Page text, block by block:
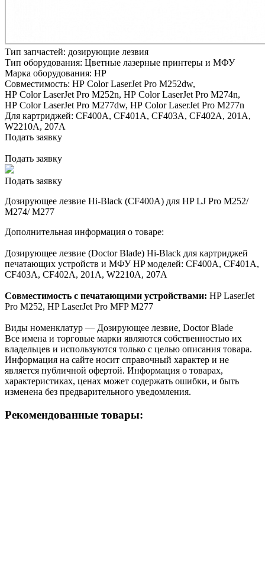
Тип запчастей: дозирующие лезвия
Тип оборудования: Цветные лазерные принтеры и МФУ
Марка оборудования: HP
Совместимость: HP Color LaserJet Pro M252dw,
HP Color LaserJet Pro M252n, HP Color LaserJet Pro M274n,
HP Color LaserJet Pro M277dw, HP Color LaserJet Pro M277n
Для картриджей: CF400A, CF401A, CF403A, CF402A, 201A,
W2210A, 207A
Подать заявку
Подать заявку
Подать заявку
Дозирующее лезвие Hi-Black (CF400A) для HP LJ Pro M252/
M274/ M277
Дополнительная информация о товаре:
Дозирующее лезвие (Doctor Blade) Hi-Black для картриджей
печатающих устройств и МФУ HP моделей: CF400A, CF401A,
CF403A, CF402A, 201A, W2210A, 207A
Совместимость с печатающими устройствами: HP LaserJet
Pro M252, HP LaserJet Pro MFP M277
Виды номенклатур — Дозирующее лезвие, Doctor Blade
Все имена и торговые марки являются собственностью их
владельцев и используются только с целью описания товара.
Информация на сайте носит справочный характер и не
является публичной офертой. Информация о товарах,
характеристиках, ценах может содержать ошибки, и быть
изменена без предварительного уведомления.
Рекомендованные товары: